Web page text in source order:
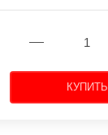
КУПИТЬ